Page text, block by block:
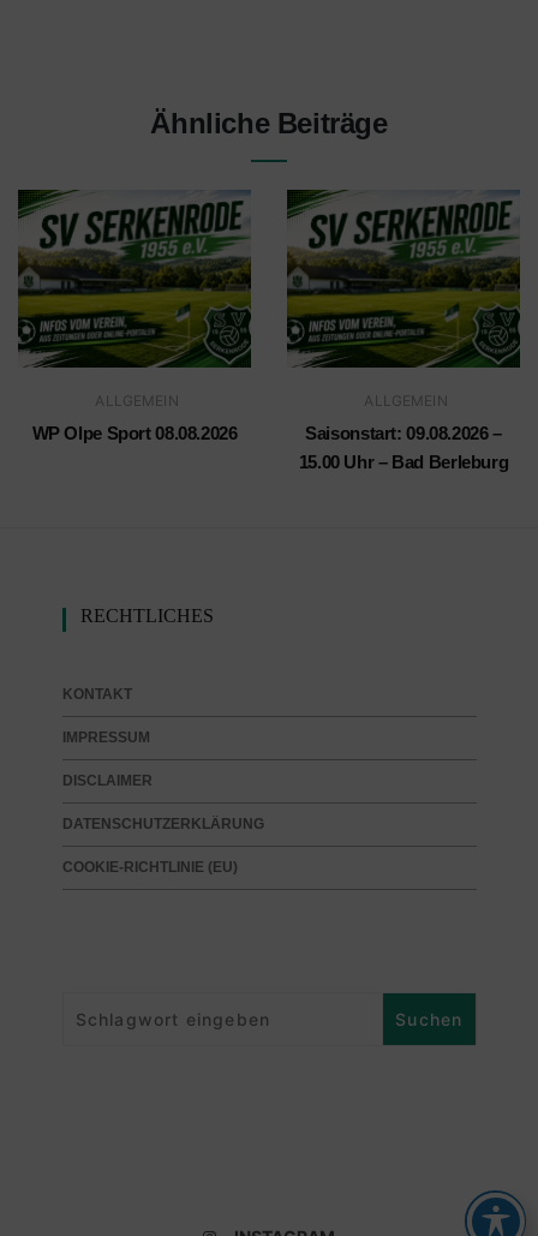
Ähnliche Beiträge
ALLGEMEIN
WP Olpe Sport 08.08.2026
ALLGEMEIN
Saisonstart: 09.08.2026 –
15.00 Uhr – Bad Berleburg
RECHTLICHES
KONTAKT
IMPRESSUM
DISCLAIMER
DATENSCHUTZERKLÄRUNG
COOKIE-RICHTLINIE (EU)